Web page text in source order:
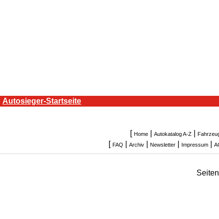
Autosieger-Startseite
[ Home| Autokatalog A-Z|
[ FAQ Archiv Newsletter Impressum